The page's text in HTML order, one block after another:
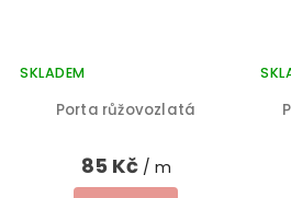
Porta růžovozlatá
SKLADEM
85 Kč / m